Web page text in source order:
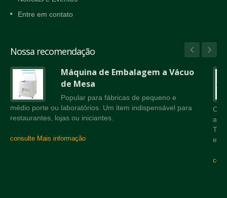
Entre em contato
Nossa recomendação
Máquina de Embalagem a Vácuo
de Mesa
Popular para fábricas de pequeno e
médio porte ou laboratórios. Um item indispensável para
restaurantes, lojas ou iniciantes.
consulte Mais informação
a